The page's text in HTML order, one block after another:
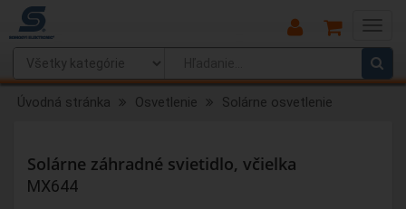
Main
Menu
Úvodná stránka Osvetlenie Solárne osvetlenie
Solárne záhradné svietidlo, včielka
MX644